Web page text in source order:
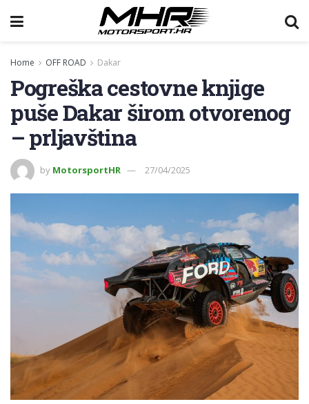
Home OFF ROAD Dakar
Pogreška cestovne knjige
puše Dakar širom otvorenog
– prljavština
by MotorsportHR 27/04/2025